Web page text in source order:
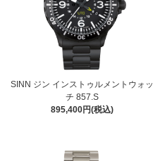
SINN ジン インストゥルメントウォッ
チ 857.S
895,400円(税込)